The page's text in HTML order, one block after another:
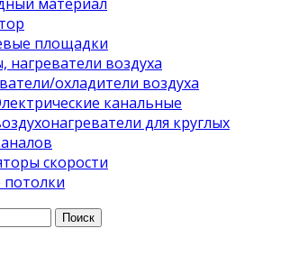
площадки
нагреватели воздуха
охладители воздуха
канальные
для круглых
скорости
Поиск